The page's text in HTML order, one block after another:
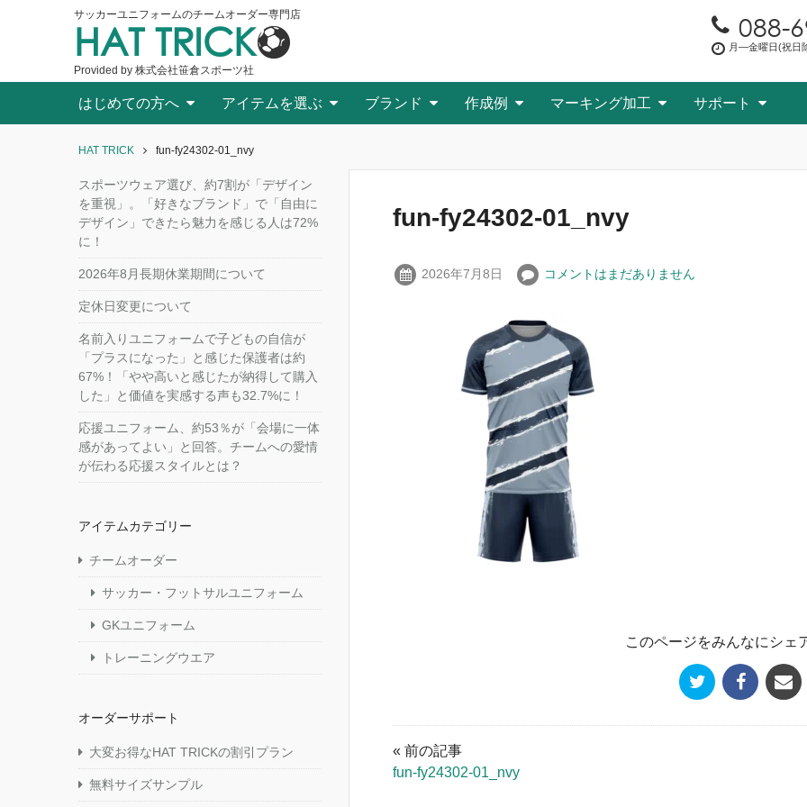
サッカーユニフォームのチームオーダー専門店
HAT TRICK
Provided by 株式会社笹倉スポーツ社
088-
月―金曜日(祝日
はじめての方へ アイテムを選ぶ ブランド 作成例 マーキング加工 サポート
HAT TRICK fun-fy24302-01_nvy
fun-fy24302-01_nvy
2026年7月8日 コメントはまだありません
このページをみんなにシェ
« 前の記事
fun-fy24302-01_nvy
スポーツウェア選び、約7割が「デザイン
を重視」。「好きなブランド」で「自由に
デザイン」できたら魅力を感じる人は72%
に！
2026年8月長期休業期間について
定休日変更について
名前入りユニフォームで子どもの自信が
「プラスになった」と感じた保護者は約
67%！「やや高いと感じたが納得して購入
した」と価値を実感する声も32.7%に！
応援ユニフォーム、約53％が「会場に一体
感があってよい」と回答。チームへの愛情
が伝わる応援スタイルとは？
アイテムカテゴリー
チームオーダー
サッカー・フットサルユニフォーム
GKユニフォーム
トレーニングウエア
オーダーサポート
大変お得なHAT TRICKの割引プラン
無料サイズサンプル